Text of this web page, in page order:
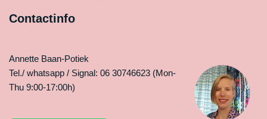
Contactinfo
Annette Baan-Potiek
Tel./ whatsapp / Signal: 06 30746623 (Mon-
Thu 9:00-17:00h)